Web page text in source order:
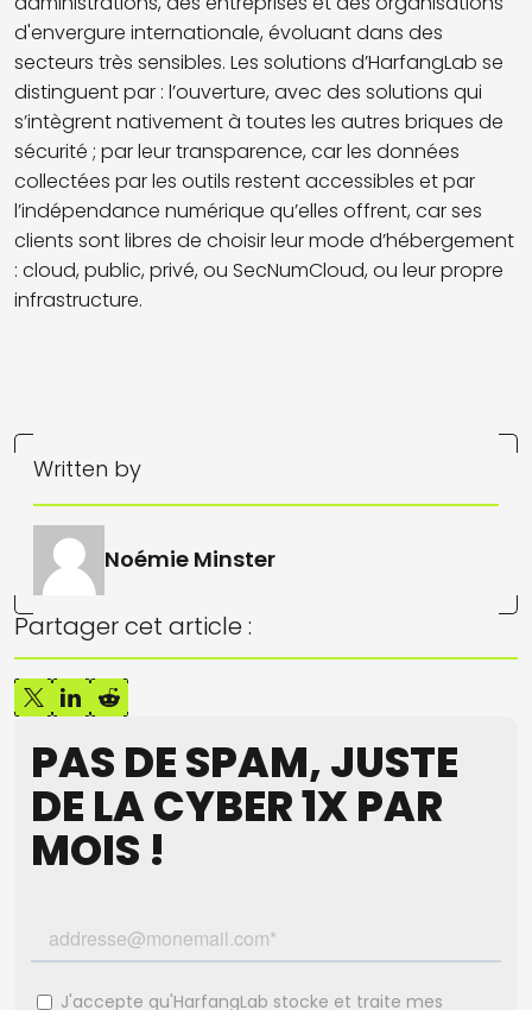
d'envergure internationale, évoluant dans des
secteurs très sensibles. Les solutions d’HarfangLab se
distinguent par : l’ouverture, avec des solutions qui
s’intègrent nativement à toutes les autres briques de
sécurité ; par leur transparence, car les données
collectées par les outils restent accessibles et par
l’indépendance numérique qu’elles offrent, car ses
clients sont libres de choisir leur mode d’hébergement
: cloud, public, privé, ou SecNumCloud, ou leur propre
infrastructure.
Written by
Noémie Minster
Partager cet article :
PAS DE SPAM, JUSTE
DE LA CYBER 1X PAR
MOIS !